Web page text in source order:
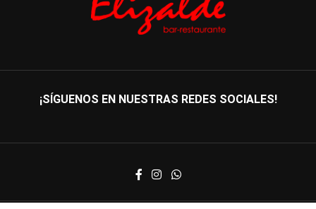
¡SÍGUENOS EN NUESTRAS REDES SOCIALES!